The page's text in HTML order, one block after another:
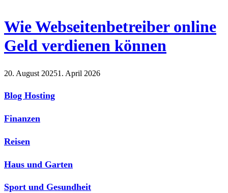
Wie Webseitenbetreiber online
Geld verdienen können
20. August 20251. April 2026
Blog Hosting
Finanzen
Reisen
Haus und Garten
Sport und Gesundheit